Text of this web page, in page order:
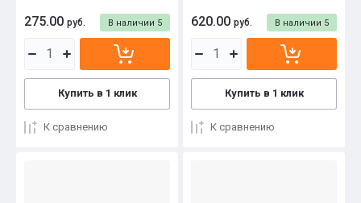
В наличии 5
275.00 руб.
Купить в 1 клик
К сравнению
В наличии 5
620.00 руб.
Купить в 1 клик
К сравнению